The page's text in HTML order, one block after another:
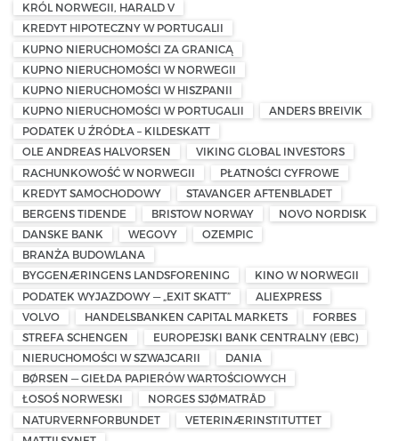
KRÓL NORWEGII, HARALD V
KREDYT HIPOTECZNY W PORTUGALII
KUPNO NIERUCHOMOŚCI ZA GRANICĄ
KUPNO NIERUCHOMOŚCI W NORWEGII
KUPNO NIERUCHOMOŚCI W HISZPANII
KUPNO NIERUCHOMOŚCI W PORTUGALII
ANDERS BREIVIK
PODATEK U ŹRÓDŁA – KILDESKATT
OLE ANDREAS HALVORSEN
VIKING GLOBAL INVESTORS
RACHUNKOWOŚĆ W NORWEGII
PŁATNOŚCI CYFROWE
KREDYT SAMOCHODOWY
STAVANGER AFTENBLADET
BERGENS TIDENDE
BRISTOW NORWAY
NOVO NORDISK
DANSKE BANK
WEGOVY
OZEMPIC
BRANŻA BUDOWLANA
BYGGENÆRINGENS LANDSFORENING
KINO W NORWEGII
PODATEK WYJAZDOWY — „EXIT SKATT”
ALIEXPRESS
VOLVO
HANDELSBANKEN CAPITAL MARKETS
FORBES
STREFA SCHENGEN
EUROPEJSKI BANK CENTRALNY (EBC)
NIERUCHOMOŚCI W SZWAJCARII
DANIA
BØRSEN — GIEŁDA PAPIERÓW WARTOŚCIOWYCH
ŁOSOŚ NORWESKI
NORGES SJØMATRÅD
NATURVERNFORBUNDET
VETERINÆRINSTITUTTET